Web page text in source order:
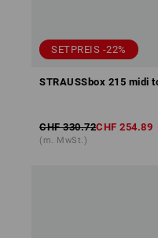
SETPREIS -22%
STRAUSSbox 215 midi
CHF 330.72CHF 254.89
(m. MwSt.)